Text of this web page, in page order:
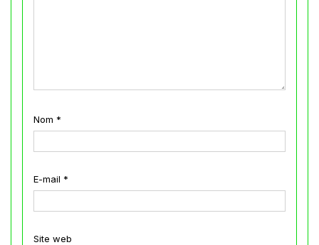
Nom *
E-mail *
Site web